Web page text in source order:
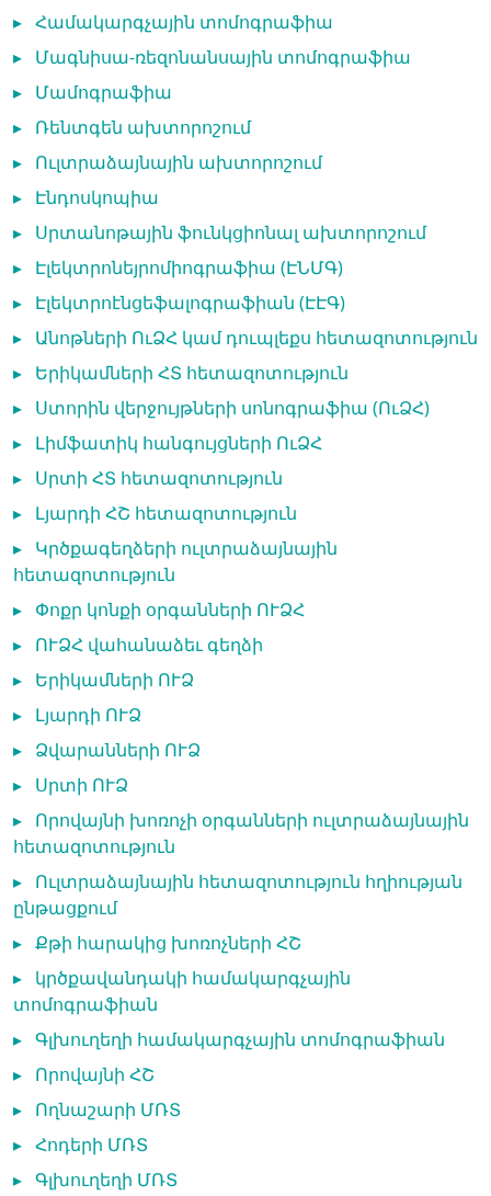
▸ Համակարգչային տոմոգրաֆիա
▸ Մագնիսա-ռեզոնանսային տոմոգրաֆիա
▸ Մամոգրաֆիա
▸ Ռենտգեն ախտորոշում
▸ Ուլտրաձայնային ախտորոշում
▸ Էնդոսկոպիա
▸ Սրտանոթային ֆունկցիոնալ ախտորոշում
▸ Էլեկտրոնեյրոմիոգրաֆիա (ԷՆՄԳ)
▸ Էլեկտրոէնցեֆալոգրաֆիան (ԷԷԳ)
▸ Անոթների ՈւՁՀ կամ դուպլեքս հետազոտություն
▸ Երիկամների ՀՏ հետազոտություն
▸ Ստորին վերջույթների սոնոգրաֆիա (ՈւՁՀ)
▸ Լիմֆատիկ հանգույցների ՈւՁՀ
▸ Սրտի ՀՏ հետազոտություն
▸ Լյարդի ՀՇ հետազոտություն
▸ Կրծքագեղձերի ուլտրաձայնային
հետազոտություն
▸ Փոքր կոնքի օրգանների ՈՒՁՀ
▸ ՈՒՁՀ վահանաձեւ գեղձի
▸ Երիկամների ՈՒՁ
▸ Լյարդի ՈՒՁ
▸ Ձվարանների ՈՒՁ
▸ Սրտի ՈՒՁ
▸ Որովայնի խոռոչի օրգանների ուլտրաձայնային
հետազոտություն
▸ Ուլտրաձայնային հետազոտություն հղիության
ընթացքում
▸ Քթի հարակից խոռոչների ՀՇ
▸ կրծքավանդակի համակարգչային
տոմոգրաֆիան
▸ Գլխուղեղի համակարգչային տոմոգրաֆիան
▸ Որովայնի ՀՇ
▸ Ողնաշարի ՄՌՏ
▸ Հոդերի ՄՌՏ
▸ Գլխուղեղի ՄՌՏ